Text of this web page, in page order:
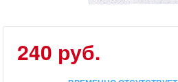
240 руб.